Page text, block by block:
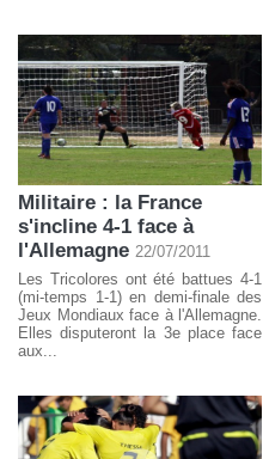
Militaire : la France
s'incline 4-1 face à
l'Allemagne 22/07/2011
Les Tricolores ont été battues 4-1
(mi-temps 1-1) en demi-finale des
Jeux Mondiaux face à l'Allemagne.
Elles disputeront la 3e place face
aux...